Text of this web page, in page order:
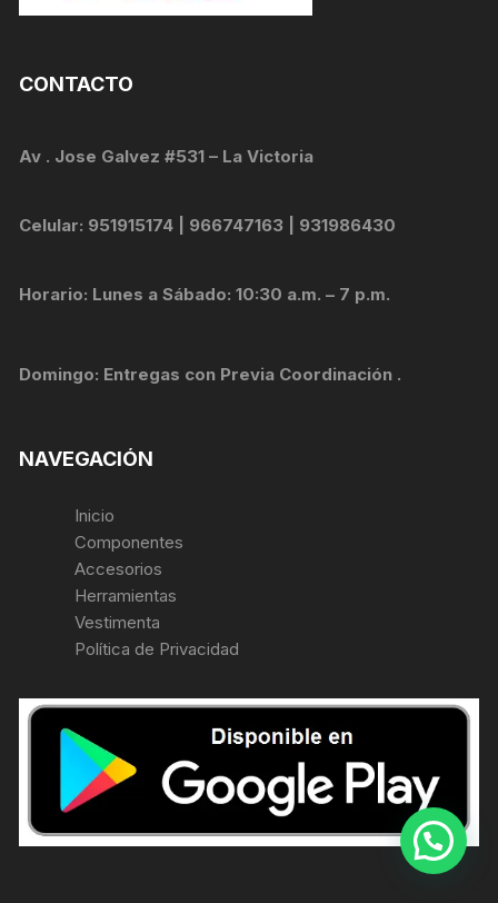
CONTACTO
Av . Jose Galvez #531 – La Victoria
Celular: 951915174 | 966747163 | 931986430
Horario: Lunes a Sábado: 10:30 a.m. – 7 p.m.
Domingo: Entregas con Previa Coordinación .
NAVEGACIÓN
Inicio
Componentes
Accesorios
Herramientas
Vestimenta
Política de Privacidad